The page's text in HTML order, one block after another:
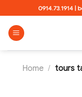
to
content
0914.73.1914 |
Home / tours